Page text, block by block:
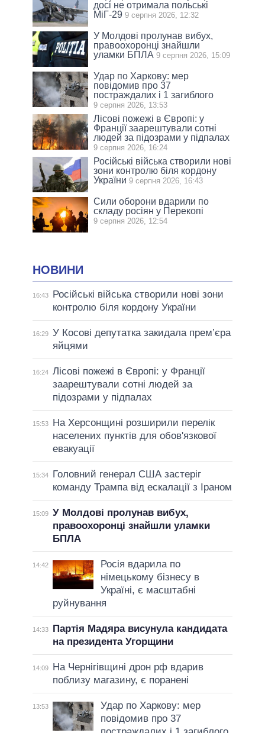
досі не отримала польські
МіГ-29 9 серпня 2026, 12:32
У Молдові пролунав вибух,
правоохоронці знайшли
уламки БПЛА 9 серпня 2026, 15:09
Удар по Харкову: мер
повідомив про 37
постраждалих і 1 загиблого
9 серпня 2026, 13:53
Лісові пожежі в Європі: у
Франції заарештували сотні
людей за підозрами у підпалах
9 серпня 2026, 16:24
Російські війська створили нові
зони контролю біля кордону
України 9 серпня 2026, 16:43
Сили оборони вдарили по
складу росіян у Перекопі
9 серпня 2026, 12:54
НОВИНИ
16:43
Російські війська створили нові зони
контролю біля кордону України
16:29 У Косові депутатка закидала прем’єра
яйцями
16:24 Лісові пожежі в Європі: у Франції
заарештували сотні людей за
підозрами у підпалах
15:53
На Херсонщині розширили перелік
населених пунктів для обов'язкової
евакуації
15:34
Головний генерал США застеріг
команду Трампа від ескалації з Іраном
15:09 У Молдові пролунав вибух,
правоохоронці знайшли уламки
БПЛА
14:42
Росія вдарила по
німецькому бізнесу в
Україні, є масштабні
руйнування
14:33
Партія Мадяра висунула кандидата
на президента Угорщини
14:09
На Чернігівщині дрон рф вдарив
поблизу магазину, є поранені
13:53
Удар по Харкову: мер
повідомив про 37